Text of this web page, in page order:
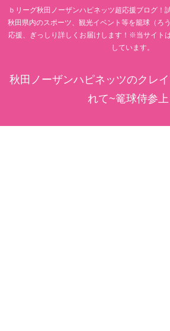
ｂリーグ秋田ノーザンハピネッツ超応援ブログ！
秋田県内のスポーツ、観光イベント等を籠球（ろ
応援、ぎっしり詳しくお届けします！※当サイト
しています。
秋田ノーザンハピネッツのクレ
れて~篭球侍参上